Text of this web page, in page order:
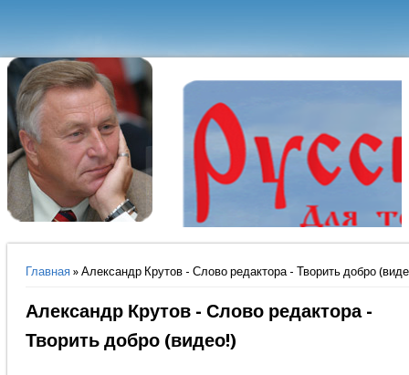
Вы здесь
Главная» Александр Крутов - Слово редактора - Творить добро
Александр Крутов - Слово редактора -
Творить добро (видео!)